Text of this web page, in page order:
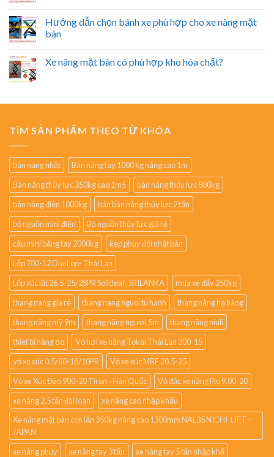
Hướng dẫn chọn bánh xe phù hợp cho xe nâng mặt
bàn
Xe nâng mặt bàn có phù hợp kho hóa chất?
TÌM SẢN PHẨM THEO TỪ KHÓA
bàn nâng nhật
Bàn nâng tay 1000 kg nâng cao 1m
Bàn nâng thủy lực 350kg cao 1m5
bàn nâng thủy lực 800kg
bàn nâng điện 1000kg
bán bàn nâng thủy lực 2 tấn
bộ nguồn mini điện
Bộ nguồn thủy lực giá rẻ
cẩu mini bằng tay 2000kg
kẹp phuy đôi nhật bản
Lốp 700-12 DunLop- Thái Lan
Lốp xúc lật 26.5-25/28PR Solideal- SRILANKA
mua xe đẩy 250kg
thang nang gia rẻ
thang nang nguoi tu hanh
thang nâng hạ hàng
thang nâng mỹ 9m
thang nâng người 5m
thang nâng niuli
thiet bi nâng do
Vỏ hơi xe nâng Tokai Thái Lan 300-15
vỏ xe xúc 0.5/80-18/10PR
Vỏ xe xúc MRF 20.5-25
Vỏ xe Xúc Đào 900-20 Tiron - Hàn Quốc
Vỏ đặc xe nâng Pio 9.00-20
xe nâng 2.5 tấn đài loan
xe nâng cao nhập khẩu
Xe nâng mặt bàn con lăn 350kg nâng cao 1300mm NAL35 NICHI-LIFT –
JAPAN
xe nâng phuy
xe nâng tay 3 tấn
xe nâng tay 5 tấn nhập khẩ